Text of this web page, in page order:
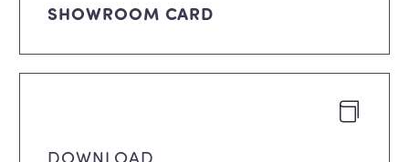
SHOWROOM CARD
DOWNLOAD